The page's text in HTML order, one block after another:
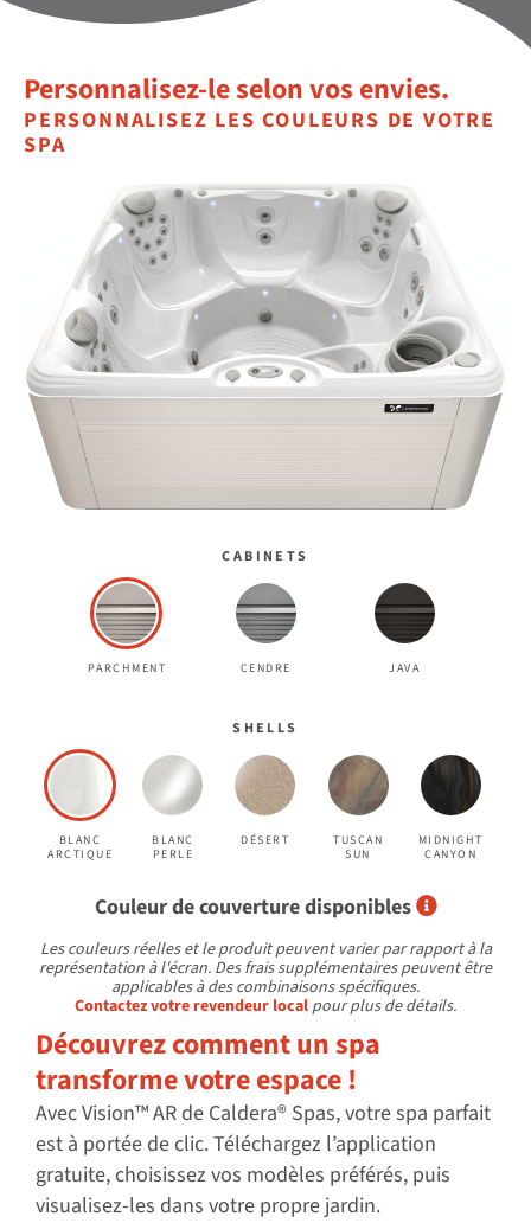
Personnalisez-le selon vos envies.
PERSONNALISEZ LES COULEURS DE VOTRE
SPA
CABINETS
PARCHMENT CENDRE JAVA
SHELLS
BLANC
ARCTIQUE
BLANC
PERLE
DÉSERT
TUSCAN
SUN
MIDNIGHT
CANYON
Couleur de couverture disponibles Select
Les couleurs réelles et le produit peuvent varier par rapport à la
représentation à l'écran. Des frais supplémentaires peuvent être
applicables à des combinaisons spécifiques.
Contactez votre revendeur localpour plus de détails.
Découvrez comment un spa
transforme votre espace !
Avec Vision™ AR de Caldera® Spas, votre spa parfait
est à portée de clic. Téléchargez l’application
gratuite, choisissez vos modèles préférés, puis
visualisez-les dans votre propre jardin.